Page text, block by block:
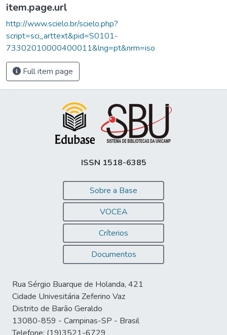
item.page.url
http://www.scielo.br/scielo.php?
script=sci_arttext&pid=S0101-
73302010000400011&lng=pt&nrm=iso
Full item page
ISSN 1518-6385
Sobre a Base
VOCEA
Críterios
Documentos
Rua Sérgio Buarque de Holanda, 421
Cidade Univesitária Zeferino Vaz
Distrito de Barão Geraldo
13080-859 - Campinas-SP - Brasil